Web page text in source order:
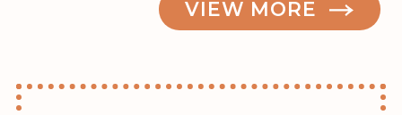
VIEW MORE